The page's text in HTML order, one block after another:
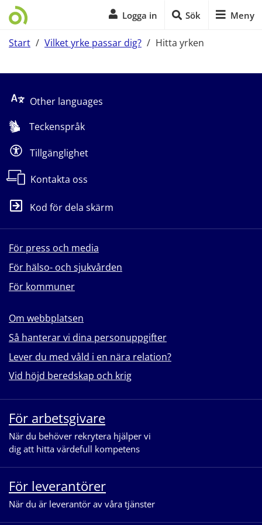
Logga in Sök Meny
Start / Vilket yrke passar dig? / Hitta yrken
Other languages
Teckenspråk
Tillgänglighet
Kontakta oss
Kod för dela skärm
För press och media
För hälso- och sjukvården
För kommuner
Om webbplatsen
Så hanterar vi dina personuppgifter
Lever du med våld i en nära relation?
Vid höjd beredskap och krig
För arbetsgivare
När du behöver rekrytera hjälper vi
dig att hitta värdefull kompetens
För leverantörer
När du är leverantör av våra tjänster